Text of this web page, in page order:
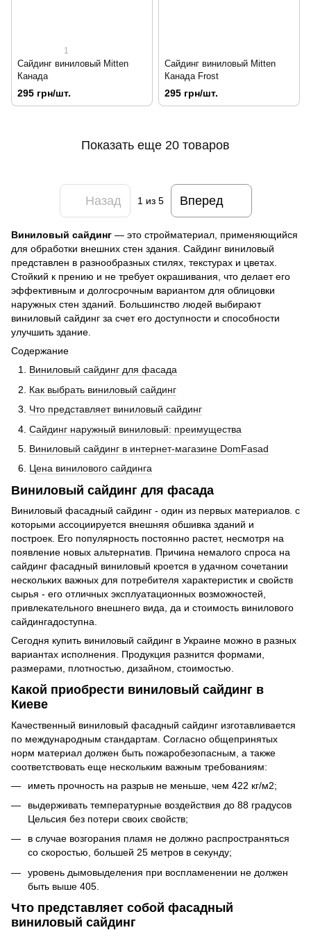
1
Сайдинг виниловый Mitten
Канада
295 грн/шт.
Сайдинг виниловый Mitten
Канада Frost
295 грн/шт.
Показать еще 20 товаров
Назад 1из 5 Вперед
Виниловый сайдинг — это стройматериал, применяющийся
для обработки внешних стен здания. Сайдинг виниловый
представлен в разнообразных стилях, текстурах и цветах.
Стойкий к прению и не требует окрашивания, что делает его
эффективным и долгосрочным вариантом для облицовки
наружных стен зданий. Большинство людей выбирают
виниловый сайдинг за счет его доступности и способности
улучшить здание.
Содержание
Виниловый сайдинг для фасада
Как выбрать виниловый сайдинг
Что представляет виниловый сайдинг
Сайдинг наружный виниловый: преимущества
Виниловый сайдинг в интернет-магазине DomFasad
Цена винилового сайдинга
Виниловый сайдинг для фасада
Виниловый фасадный сайдинг - один из первых материалов. с
которыми ассоциируется внешняя обшивка зданий и
построек. Его популярность постоянно растет, несмотря на
появление новых альтернатив. Причина немалого спроса на
сайдинг фасадный виниловый кроется в удачном сочетании
нескольких важных для потребителя характеристик и свойств
сырья - его отличных эксплуатационных возможностей,
привлекательного внешнего вида, да и стоимость винилового
сайдингадоступна.
Сегодня купить виниловый сайдинг в Украине можно в разных
вариантах исполнения. Продукция разнится формами,
размерами, плотностью, дизайном, стоимостью.
Какой приобрести виниловый сайдинг в
Киеве
Качественный виниловый фасадный сайдинг изготавливается
по международным стандартам. Согласно общепринятых
норм материал должен быть пожаробезопасным, а также
соответствовать еще нескольким важным требованиям:
иметь прочность на разрыв не меньше, чем 422 кг/м2;
выдерживать температурные воздействия до 88 градусов
Цельсия без потери своих свойств;
в случае возгорания пламя не должно распространяться
со скоростью, большей 25 метров в секунду;
уровень дымовыделения при воспламенении не должен
быть выше 405.
Что представляет собой фасадный
виниловый сайдинг